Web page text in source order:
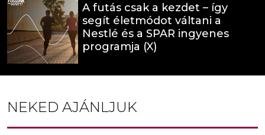
A futás csak a kezdet – így
segít életmódot váltani a
Nestlé és a SPAR ingyenes
programja (X)
NEKED AJÁNLJUK